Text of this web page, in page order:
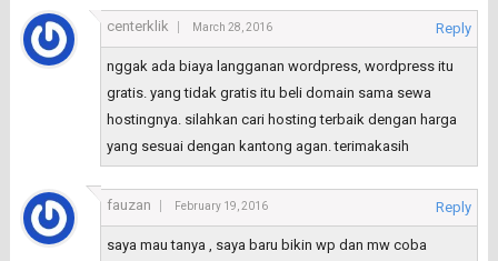
centerklik March 28, 2016 Reply
nggak ada biaya langganan wordpress, wordpress itu
gratis. yang tidak gratis itu beli domain sama sewa
hostingnya. silahkan cari hosting terbaik dengan harga
yang sesuai dengan kantong agan. terimakasih
fauzan February 19, 2016 Reply
saya mau tanya , saya baru bikin wp dan mw coba